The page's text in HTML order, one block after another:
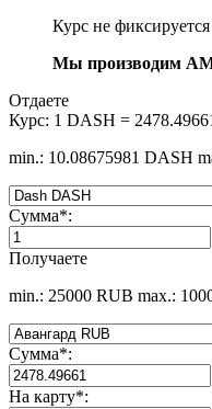
Курс не
Мы производим
Отдаете
Курс: 1 DASH =
min.: 10.08675981 DASH
Сумма*:
Получаете
min.: 25000 RUB max.:
Сумма*:
На карту*: